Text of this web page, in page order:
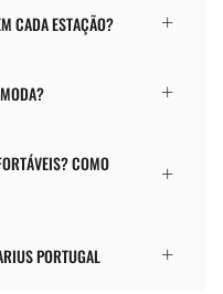
CADA ESTAÇÃO?
COMO
PORTUGAL